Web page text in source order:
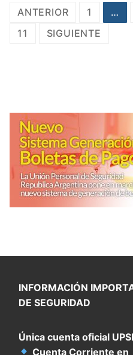
Paginación
de
ANTERIOR 1 …
11
SIGUIENTE
INFORMACIÓN
DE SEGURIDAD
Única cuenta oficial
Cuenta Corriente en